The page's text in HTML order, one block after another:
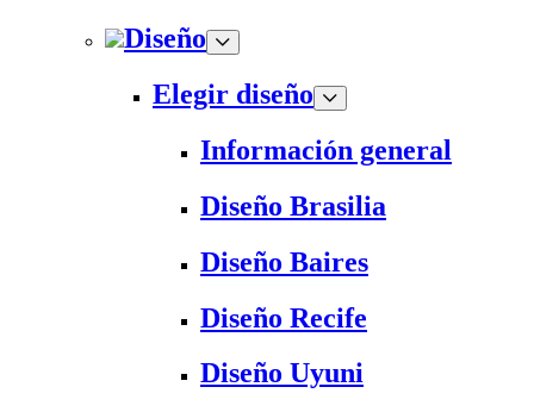
Diseño
Elegir diseño
Información general
Diseño Brasilia
Diseño Baires
Diseño Recife
Diseño Uyuni